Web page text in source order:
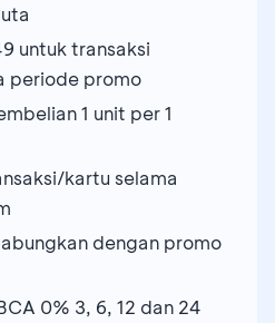
untuk transaksi
periode promo
1 unit per 1
kartu selama
dengan promo
0% 3, 6, 12 dan 24